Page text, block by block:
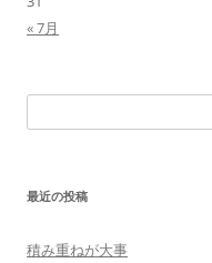
« 7月
索:
最近の投稿
積み重ねが大事